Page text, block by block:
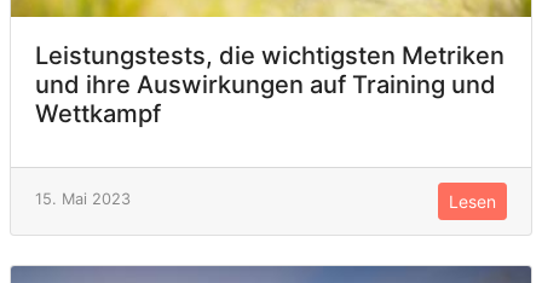
Leistungstests, die wichtigsten Metriken
und ihre Auswirkungen auf Training und
Wettkampf
15. Mai 2023 Lesen